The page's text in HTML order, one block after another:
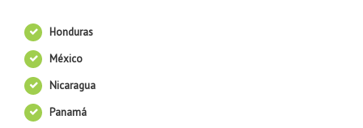
Honduras
México
Nicaragua
Panamá